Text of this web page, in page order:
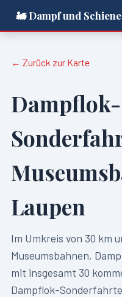
🚂 Dampf und Schiene
← Zurück zur Karte
Dampflok-
Laupen
Im Umkreis von 30 km
Museumsbahnen,
mit insgesamt 30
Dampflok-